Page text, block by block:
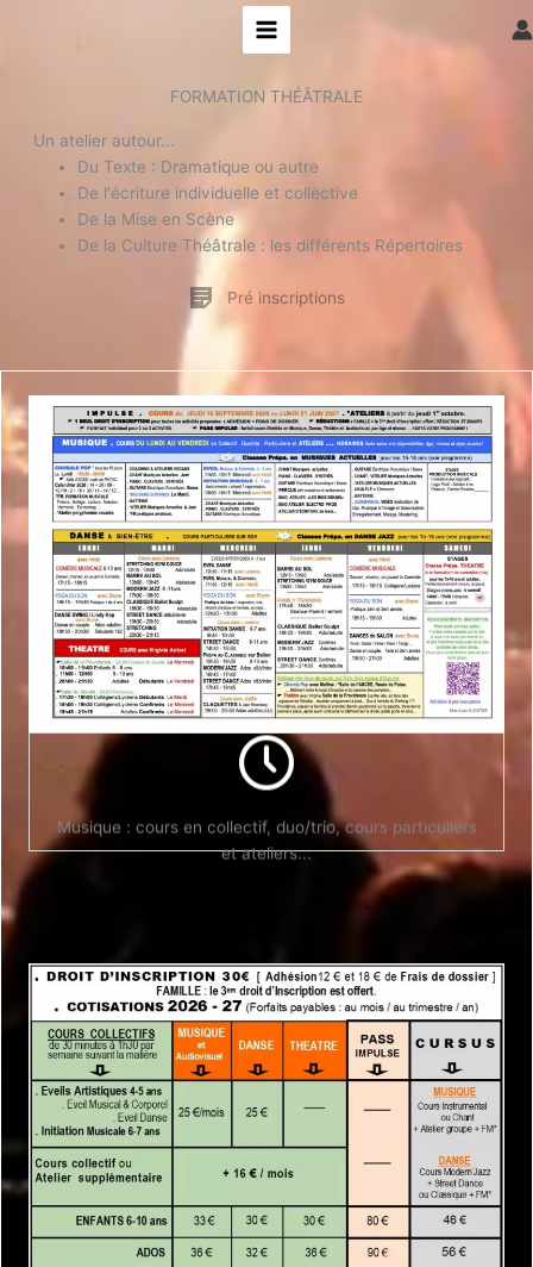
FORMATION THÉÂTRALE
Un atelier autour...
Du Texte : Dramatique ou autre
De l'écriture individuelle et collective
De la Mise en Scène
De la Culture Théâtrale : les différents Répertoires
Pré inscriptions
Musique : cours en collectif, duo/trio, cours particuliers
et ateliers...
Jours et horaires fixés en fonction de vos disponibilités,
âge, niveau et style musical.
Infos Inscriptions
Infos inscriptions